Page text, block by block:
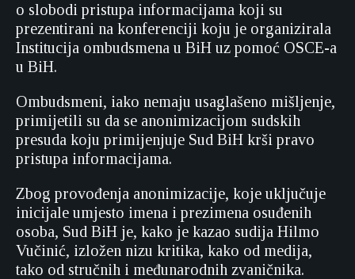
o slobodi pristupa informacijama koji su
prezentirani na konferenciji koju je organizirala
Institucija ombudsmena u BiH uz pomoć OSCE-a
u BiH.
Ombudsmeni, iako nemaju usaglašeno mišljenje,
primijetili su da se anonimizacijom sudskih
presuda koju primijenjuje Sud BiH krši pravo
pristupa informacijama.
Zbog provođenja anonimizacije, koje uključuje
inicijale umjesto imena i prezimena osuđenih
osoba, Sud BiH je, kako je kazao sudija Hilmo
Vučinić, izložen nizu kritika, kako od medija,
tako od stručnih i međunarodnih zvaničnika.